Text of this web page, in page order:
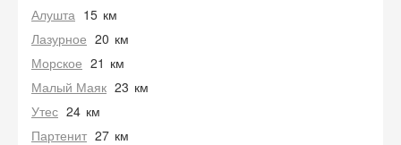
Алушта 15 км
Лазурное 20 км
Морское 21 км
Малый Маяк 23 км
Утес 24 км
Партенит 27 км